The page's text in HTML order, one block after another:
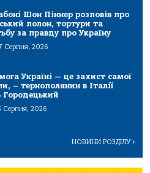
Шон Піннер розповів про
полон, тортури та
за правду про Україну
Серпня, 2026
Україні — це захист самої
– тернополянин в Італії
Городецький
Серпня, 2026
НОВИНИ РОЗДІЛУ>